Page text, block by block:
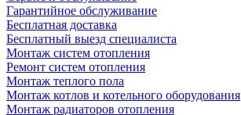
Гарантийное обслуживание
Бесплатная доставка
Бесплатный выезд специалиста
Монтаж систем отопления
Ремонт систем отопления
Монтаж теплого пола
Монтаж котлов и котельного оборудования
Монтаж радиаторов отопления